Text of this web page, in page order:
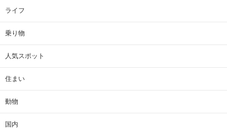
ライフ
乗り物
人気スポット
住まい
動物
国内